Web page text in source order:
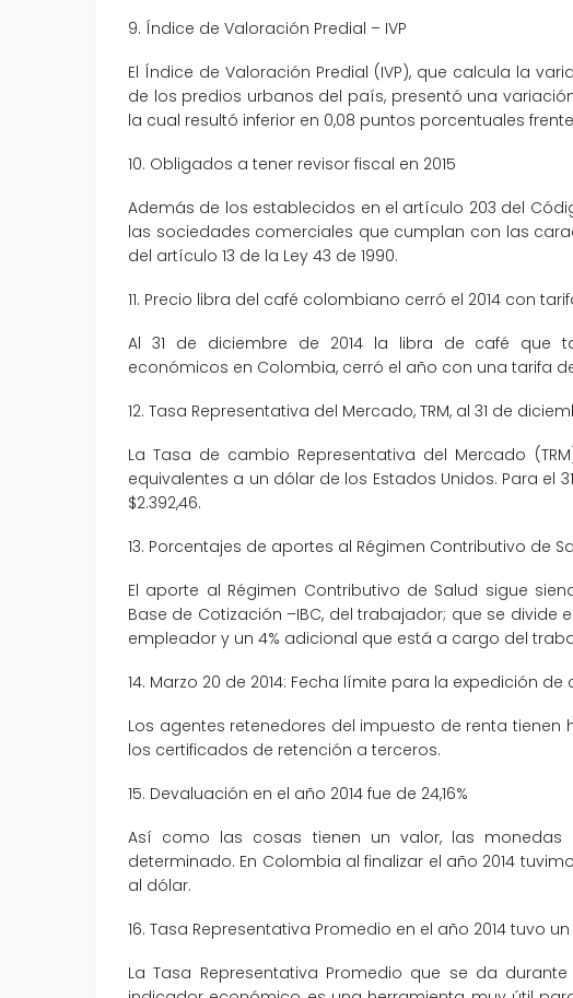
9. Índice de Valoración Predial – IVP
El Índice de Valoración Predial (IVP), que calcula la
de los predios urbanos del país, presentó una
la cual resultó inferior en 0,08 puntos porcentuales frente
10. Obligados a tener revisor fiscal en 2015
Además de los establecidos en el artículo 203 del
las sociedades comerciales que cumplan con las
del artículo 13 de la Ley 43 de 1990.
11. Precio libra del café colombiano cerró el 2014 con
Al 31 de diciembre de 2014 la libra de café que
económicos en Colombia, cerró el año con una tarifa de
12. Tasa Representativa del Mercado, TRM, al 31 de
La Tasa de cambio Representativa del Mercado
equivalentes a un dólar de los Estados Unidos. Para el
$2.392,46.
13. Porcentajes de aportes al Régimen Contributivo de
El aporte al Régimen Contributivo de Salud sigue
Base de Cotización –IBC, del trabajador; que se divide
empleador y un 4% adicional que está a cargo del
14. Marzo 20 de 2014: Fecha límite para la expedición
Los agentes retenedores del impuesto de renta tienen
los certificados de retención a terceros.
15. Devaluación en el año 2014 fue de 24,16%
Así como las cosas tienen un valor, las
determinado. En Colombia al finalizar el año 2014
al dólar.
16. Tasa Representativa Promedio en el año 2014 tuvo
La Tasa Representativa Promedio que se da